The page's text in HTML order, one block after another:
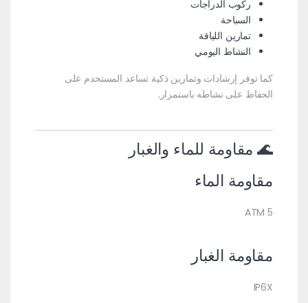
ركوب الدراجات
السباحة
تمارين اللياقة
النشاط اليومي
كما توفر إرشادات وتمارين ذكية تساعد المستخدم على
الحفاظ على نشاطه باستمرار.
🌊 مقاومة للماء والغبار
مقاومة الماء
5 ATM
مقاومة الغبار
IP6X